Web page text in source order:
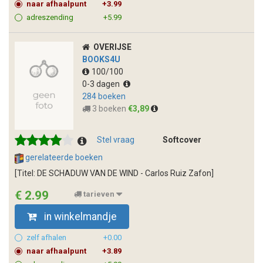
naar afhaalpunt
+3.99
adreszending
+5.99
OVERIJSE
BOOKS4U
100/100
0-3 dagen
284 boeken
3 boeken €3,89
Stel vraag
Softcover
gerelateerde boeken
[Titel: DE SCHADUW VAN DE WIND - Carlos Ruiz Zafon]
€ 2.99 tarieven
in winkelmandje
zelf afhalen
+0.00
naar afhaalpunt
+3.89